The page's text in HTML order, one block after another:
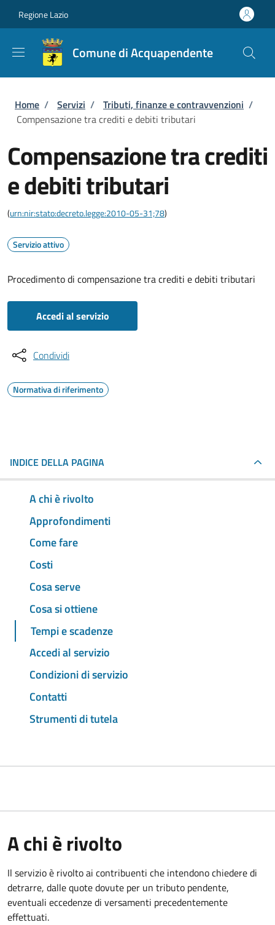
Regione Lazio
Comune di Acquapendente
Briciole di pane
Home / Servizi / Tributi, finanze e contravvenzioni /
Compensazione tra crediti e debiti tributari
Compensazione tra crediti
e debiti tributari
(urn:nir:stato:decreto.legge:2010-05-31;78)
Servizio attivo
Procedimento di compensazione tra crediti e debiti tributari
Accedi al servizio
Condividi
Normativa di riferimento
INDICE DELLA PAGINA
A chi è rivolto
Approfondimenti
Come fare
Costi
Cosa serve
Cosa si ottiene
Tempi e scadenze
Accedi al servizio
Condizioni di servizio
Contatti
Strumenti di tutela
A chi è rivolto
Il servizio è rivolto ai contribuenti che intendono chiedere di
detrarre, dalle quote dovute per un tributo pendente,
eventuali eccedenze di versamenti precedentemente
effettuati.